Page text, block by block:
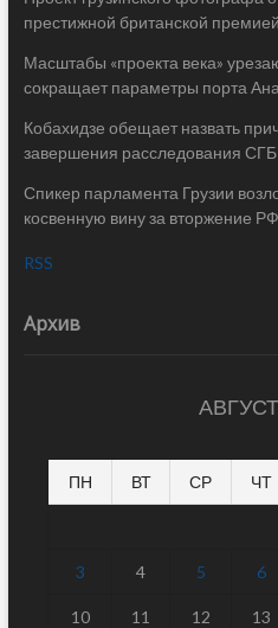
престижной британской премией
Масштабы «проекта века»
сокращает параметры порта
Кобахидзе обещает назвать
завершения расследования СГБ
Спикер парламента Грузии
косвенную вину за вторжение
RSS
Архив
ПН ВТ СР ЧТ
3 4 5 6
10 11 12 13